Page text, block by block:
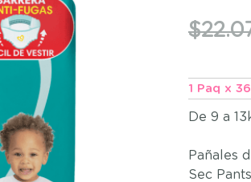
$
1 Paq x
De 9 a
Pañales
Sec